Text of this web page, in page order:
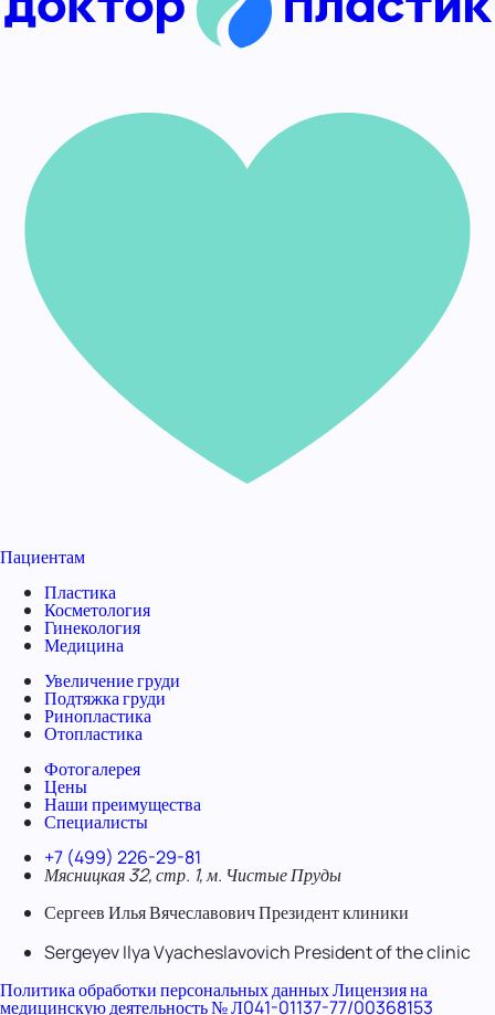
Пациентам
Пластика
Косметология
Гинекология
Медицина
Увеличение груди
Подтяжка груди
Ринопластика
Отопластика
Фотогалерея
Цены
Наши преимущества
Специалисты
+7 (499) 226-29-81
Мясницкая 32, стр. 1, м. Чистые Пруды
Сергеев Илья ВячеславовичПрезидент клиники
Sergeyev Ilya Vyacheslavovich President of the clinic
Политика обработки персональных данныхЛицензия на
медицинскую деятельность № Л041-01137-77/00368153